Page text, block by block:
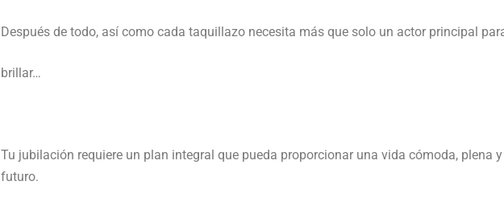
Después de todo, así como cada taquillazo necesita más que solo un actor principal
brillar…
Tu jubilación requiere un plan integral que pueda proporcionar una vida cómoda, plena
futuro.